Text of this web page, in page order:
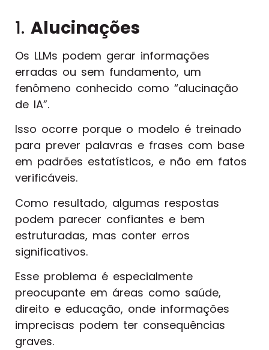
1. Alucinações
Os LLMs podem gerar informações
erradas ou sem fundamento, um
fenômeno conhecido como “alucinação
de IA”.
Isso ocorre porque o modelo é treinado
para prever palavras e frases com base
em padrões estatísticos, e não em fatos
verificáveis.
Como resultado, algumas respostas
podem parecer confiantes e bem
estruturadas, mas conter erros
significativos.
Esse problema é especialmente
preocupante em áreas como saúde,
direito e educação, onde informações
imprecisas podem ter consequências
graves.